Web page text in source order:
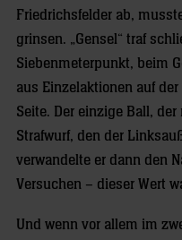
Friedrichsfelder ab,
grinsen. „Gensel“ traf
Siebenmeterpunkt, beim
aus Einzelaktionen auf
Seite. Der einzige Ball,
Strafwurf, den der
verwandelte er dann den
Versuchen – dieser Wert
Und wenn vor allem im